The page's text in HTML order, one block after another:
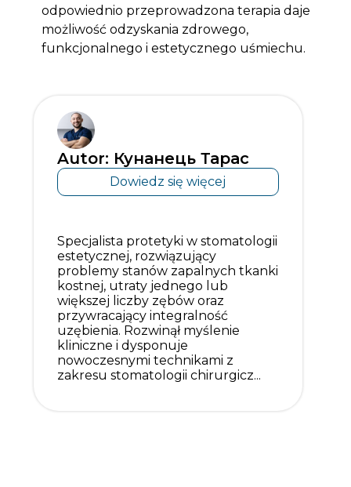
odpowiednio przeprowadzona terapia daje
możliwość odzyskania zdrowego,
funkcjonalnego i estetycznego uśmiechu.
Autor: Кунанець Тарас
Dowiedz się więcej
Specjalista protetyki w stomatologii
estetycznej, rozwiązujący
problemy stanów zapalnych tkanki
kostnej, utraty jednego lub
większej liczby zębów oraz
przywracający integralność
uzębienia. Rozwinął myślenie
kliniczne i dysponuje
nowoczesnymi technikami z
zakresu stomatologii chirurgicz...